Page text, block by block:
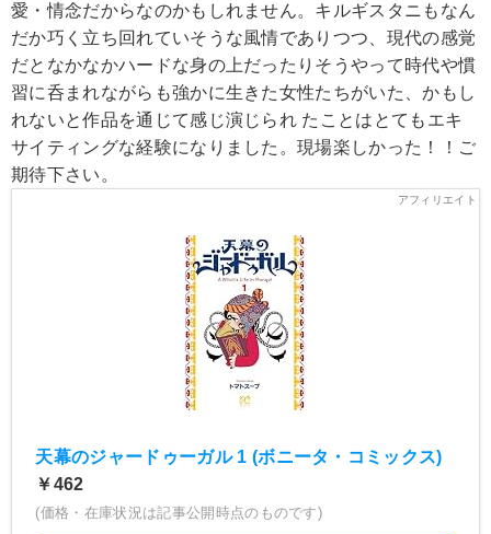
愛・情念だからなのかもしれません。キルギスタニもなん
だか巧く立ち回れていそうな風情でありつつ、現代の感覚
だとなかなかハードな身の上だったりそうやって時代や慣
習に呑まれながらも強かに生きた女性たちがいた、かもし
れないと作品を通じて感じ演じられ たことはとてもエキ
サイティングな経験になりました。現場楽しかった！！ご
期待下さい。
天幕のジャードゥーガル 1 (ボニータ・コミックス)
￥462
(価格・在庫状況は記事公開時点のものです)